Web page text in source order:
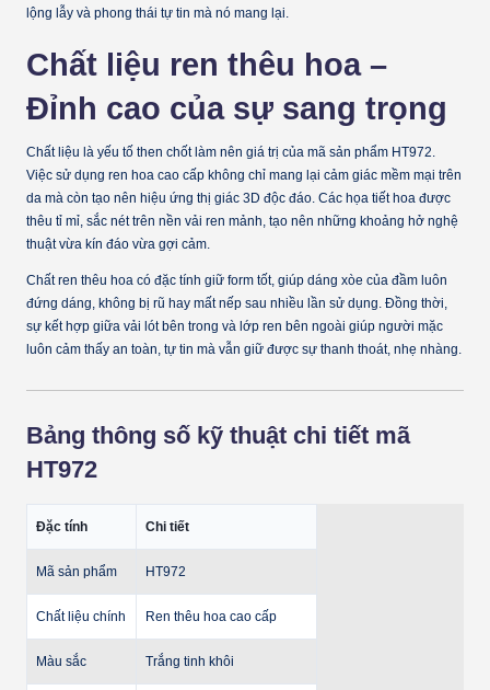
lộng lẫy và phong thái tự tin mà nó mang lại.
Chất liệu ren thêu hoa –
Đỉnh cao của sự sang trọng
Chất liệu là yếu tố then chốt làm nên giá trị của mã sản phẩm HT972.
Việc sử dụng ren hoa cao cấp không chỉ mang lại cảm giác mềm mại trên
da mà còn tạo nên hiệu ứng thị giác 3D độc đáo. Các họa tiết hoa được
thêu tỉ mỉ, sắc nét trên nền vải ren mảnh, tạo nên những khoảng hở nghệ
thuật vừa kín đáo vừa gợi cảm.
Chất ren thêu hoa có đặc tính giữ form tốt, giúp dáng xòe của đầm luôn
đứng dáng, không bị rũ hay mất nếp sau nhiều lần sử dụng. Đồng thời,
sự kết hợp giữa vải lót bên trong và lớp ren bên ngoài giúp người mặc
luôn cảm thấy an toàn, tự tin mà vẫn giữ được sự thanh thoát, nhẹ nhàng.
Bảng thông số kỹ thuật chi tiết mã
HT972
Đặc tính Chi tiết
Mã sản phẩm HT972
Chất liệu chính Ren thêu hoa cao cấp
Màu sắc Trắng tinh khôi